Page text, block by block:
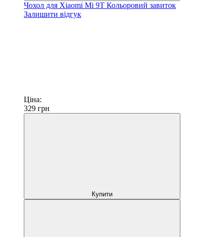
Чохол для Xiaomi Mi 9T Кольоровий завиток
Залишити відгук
Ціна:
329 грн
Купити